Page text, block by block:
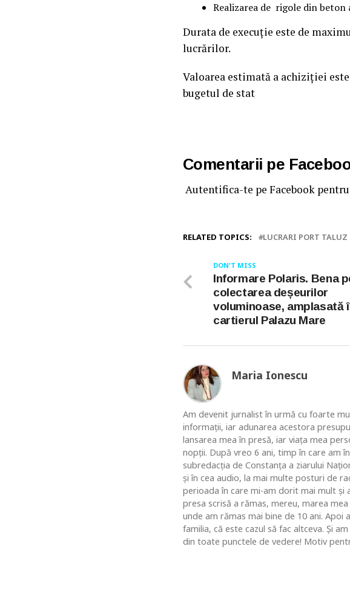
Realizarea de rigole din
Durata de execuţie este de
lucrărilor.
Valoarea estimată a achiziţiei este
bugetul de stat
Comentarii pe
Autentifica-te pe Facebook
RELATED TOPICS: LUCRARI PORT TALUZ
DON'T MISS
Informare Polaris. Bena
colectarea deșeurilor
voluminoase, amplasată
cartierul Palazu Mare
Maria Ionescu
Am devenit jurnalist în urmă cu foarte
informaţii, iar adunarea acestora
lansarea mea în presă, iar viaţa mea
nopţii. După vreo 6 ani, timp în care am
subredacţia de Constanţa a ziarului
şi în cea audio, la mai multe posturi de
perioada în care mi-am dorit mai mult şi
presa scrisă a rămas, mereu, marea
unde am rămas mai bine de 10 ani. Apoi
familia, că este cazul să fac altceva. Şi
din toate punctele de vedere! Motiv